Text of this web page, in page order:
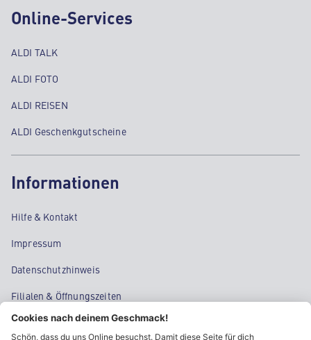
Online-Services
ALDI TALK
ALDI FOTO
ALDI REISEN
ALDI Geschenkgutscheine
Informationen
Hilfe & Kontakt
Impressum
Datenschutzhinweis
Filialen & Öffnungszeiten
Kontakt